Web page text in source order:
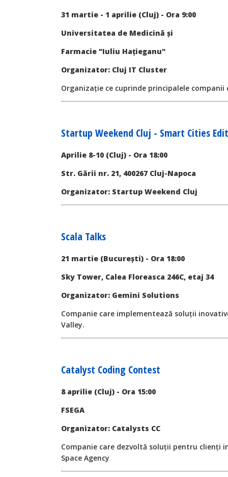
31 martie - 1 aprilie (Cluj) - Ora 9:00
Universitatea de Medicină și
Farmacie "Iuliu Hațieganu"
Organizator: Cluj IT Cluster
Organizație ce cuprinde principalele companii
Startup Weekend Cluj - Smart Cities
Aprilie 8-10 (Cluj) - Ora 18:00
Str. Gării nr. 21, 400267 Cluj-Napoca
Organizator: Startup Weekend Cluj
Scala Talks
21 martie (București) - Ora 18:00
Sky Tower, Calea Floreasca 246C, etaj 34
Organizator: Gemini Solutions
Companie care implementează soluții
Valley.
Catalyst Coding Contest
8 aprilie (Cluj) - Ora 15:00
FSEGA
Organizator: Catalysts CC
Companie care dezvoltă soluții pentru clienți
Space Agency